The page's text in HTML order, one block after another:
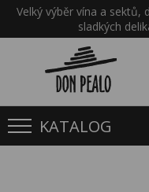
Velký výběr vína a sektů,
sladkých
KATALOG